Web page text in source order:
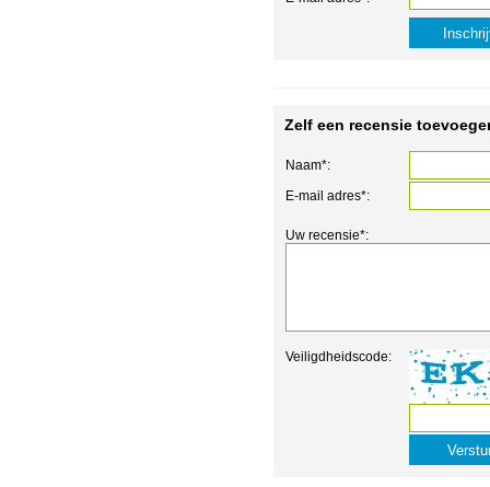
Zelf een recensie
Naam*:
E-mail adres*:
Uw recensie*:
Veiligdheidscode: